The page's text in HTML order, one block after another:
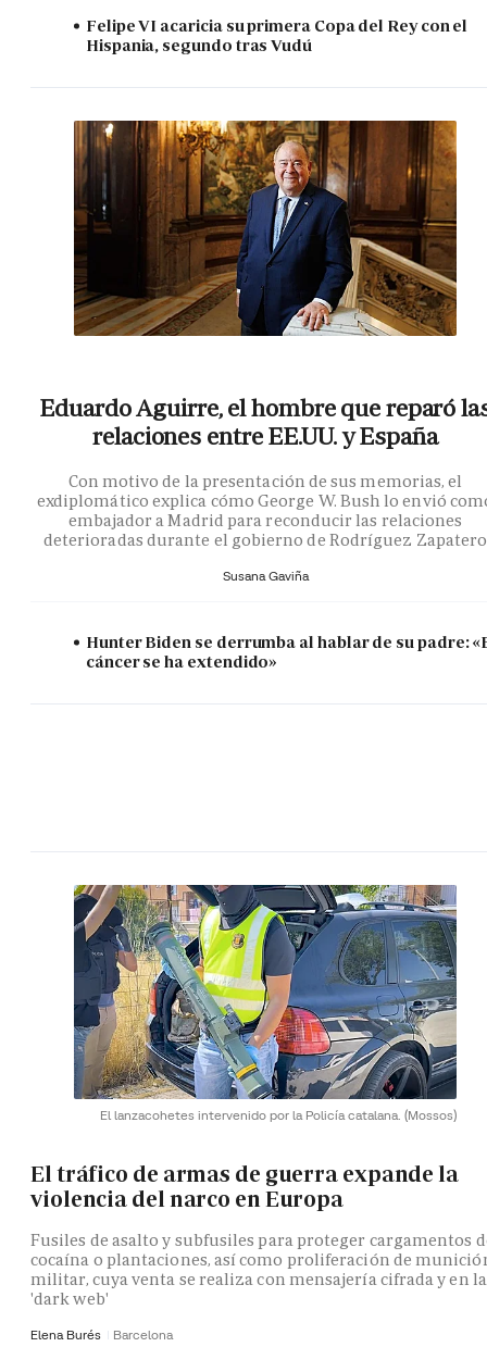
Felipe VI acaricia su primera Copa del Rey con el
Hispania, segundo tras Vudú
Eduardo Aguirre, el hombre que reparó
relaciones entre EE.UU. y España
Con motivo de la presentación de sus memorias, el
exdiplomático explica cómo George W. Bush lo envió
embajador a Madrid para reconducir las relaciones
deterioradas durante el gobierno de Rodríguez Zapatero
Susana Gaviña
Hunter Biden se derrumba al hablar de su padre:
cáncer se ha extendido»
El lanzacohetes intervenido por la Policía catalana. (Mossos)
El tráfico de armas de guerra expande la
violencia del narco en Europa
Fusiles de asalto y subfusiles para proteger cargamentos
cocaína o plantaciones, así como proliferación de
militar, cuya venta se realiza con mensajería cifrada y en la
'dark web'
Elena Burés Barcelona